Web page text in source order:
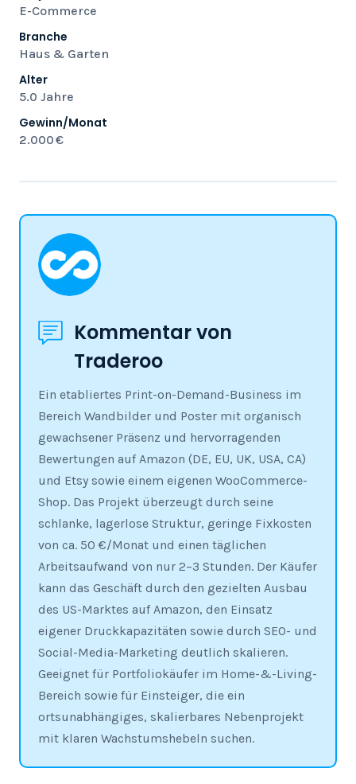
E-Commerce
Branche
Haus & Garten
Alter
5.0 Jahre
Gewinn/Monat
2.000 €
Kommentar von
Traderoo
Ein etabliertes Print-on-Demand-Business im
Bereich Wandbilder und Poster mit organisch
gewachsener Präsenz und hervorragenden
Bewertungen auf Amazon (DE, EU, UK, USA, CA)
und Etsy sowie einem eigenen WooCommerce-
Shop. Das Projekt überzeugt durch seine
schlanke, lagerlose Struktur, geringe Fixkosten
von ca. 50 €/Monat und einen täglichen
Arbeitsaufwand von nur 2–3 Stunden. Der Käufer
kann das Geschäft durch den gezielten Ausbau
des US-Marktes auf Amazon, den Einsatz
eigener Druckkapazitäten sowie durch SEO- und
Social-Media-Marketing deutlich skalieren.
Geeignet für Portfoliokäufer im Home-&-Living-
Bereich sowie für Einsteiger, die ein
ortsunabhängiges, skalierbares Nebenprojekt
mit klaren Wachstumshebeln suchen.